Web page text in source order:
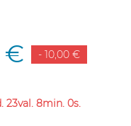
€ - 10,00 €
23val. 7min. 59s.